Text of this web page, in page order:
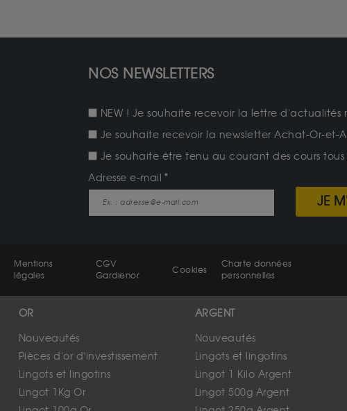
NOS NEWSLETTERS
NEW ! Je souhaite recevoir la lettre d'actualités
Je souhaite recevoir la newsletter Achat-Or-et-
Je souhaite être tenu au courant des cours tous
Adresse e-mail
JE
Mentions
légales
CGV
Gardienor
Cookies
Charte données
personnelles
OR
Nouveautés
Pièces d'or d'investissement
Lingots et lingotins
Lingot 1Kg Or
ARGENT
Nouveautés
Lingots et lingotins
Lingot 1 Kilo Argent
Lingot 500g Argent